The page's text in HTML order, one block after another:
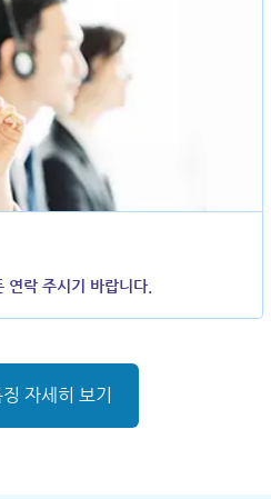
연락 주시기 바랍니다.
자세히 보기